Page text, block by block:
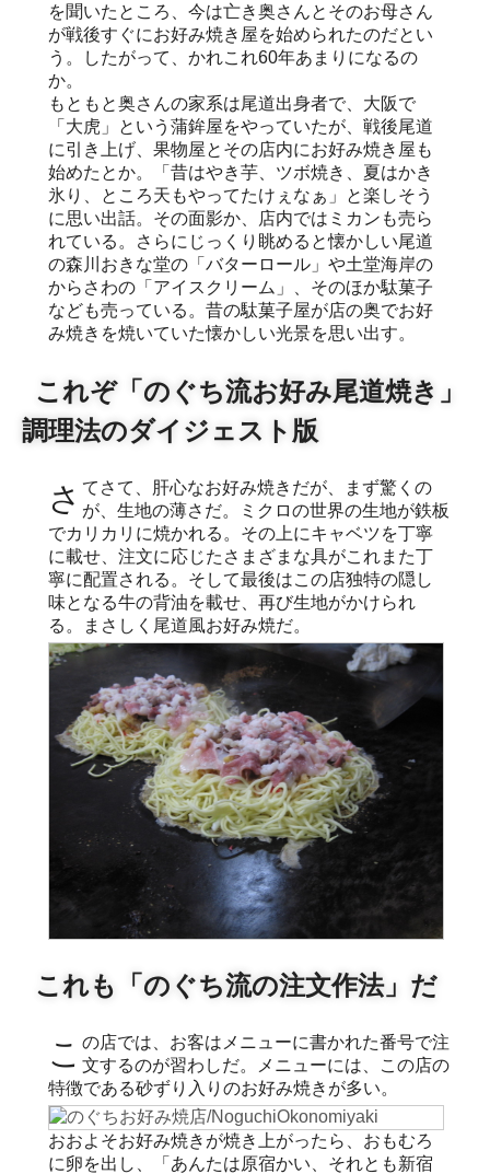
を聞いたところ、今は亡き奥さんとそのお母さん
が戦後すぐにお好み焼き屋を始められたのだとい
う。したがって、かれこれ60年あまりになるの
か。
もともと奥さんの家系は尾道出身者で、大阪で
「大虎」という蒲鉾屋をやっていたが、戦後尾道
に引き上げ、果物屋とその店内にお好み焼き屋も
始めたとか。「昔はやき芋、ツボ焼き、夏はかき
氷り、ところ天もやってたけぇなぁ」と楽しそう
に思い出話。その面影か、店内ではミカンも売ら
れている。さらにじっくり眺めると懐かしい尾道
の森川おきな堂の「バターロール」や土堂海岸の
からさわの「アイスクリーム」、そのほか駄菓子
なども売っている。昔の駄菓子屋が店の奥でお好
み焼きを焼いていた懐かしい光景を思い出す。
これぞ「のぐち流お好み尾道焼き」
調理法のダイジェスト版
さてさて、肝心なお好み焼きだが、まず驚くの が、生地の薄さだ。ミクロの世界の生地が鉄板
でカリカリに焼かれる。その上にキャベツを丁寧
に載せ、注文に応じたさまざまな具がこれまた丁
寧に配置される。そして最後はこの店独特の隠し
味となる牛の背油を載せ、再び生地がかけられ
る。まさしく尾道風お好み焼だ。
これも「のぐち流の注文作法」だ
この店では、お客はメニューに書かれた番号で注 文するのが習わしだ。メニューには、この店の
特徴である砂ずり入りのお好み焼きが多い。
おおよそお好み焼きが焼き上がったら、おもむろ
に卵を出し、「あんたは原宿かい、それとも新宿